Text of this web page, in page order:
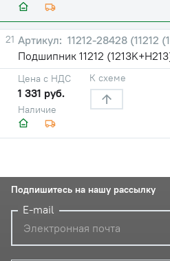
21
11212-28428 (11212
Подшипник 11212
Наличие
Цена с НДС
1 331 руб.
К схеме
Подпишитесь на нашу рассылку
E-mail